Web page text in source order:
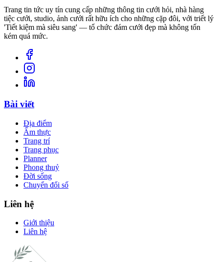
Trang tin tức uy tín cung cấp những thông tin cưới hỏi, nhà hàng
tiệc cưới, studio, ảnh cưới rất hữu ích cho những cặp đôi, với triết lý
'Tiết kiệm mà siêu sang' — tổ chức đám cưới đẹp mà không tốn
kém quá mức.
Bài viết
Địa điểm
Ẩm thực
Trang trí
Trang phục
Planner
Phong thuỷ
Đời sống
Chuyển đổi số
Liên hệ
Giới thiệu
Liên hệ